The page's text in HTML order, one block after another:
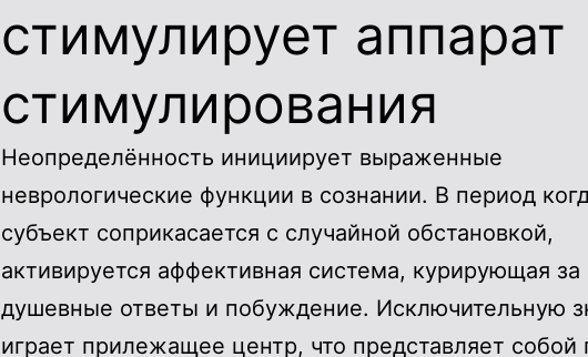
стимулирует аппарат
стимулирования
Неопределённость инициирует выраженные
неврологические функции в сознании. В период
субъект соприкасается с случайной обстановкой,
активируется аффективная система, курирующая за
душевные ответы и побуждение. Исключительную
играет прилежащее центр, что представляет собой